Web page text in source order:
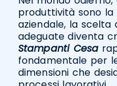
produttività sono la
aziendale, la scelta
adeguate diventa
Stampanti Cesa
fondamentale per
dimensioni che